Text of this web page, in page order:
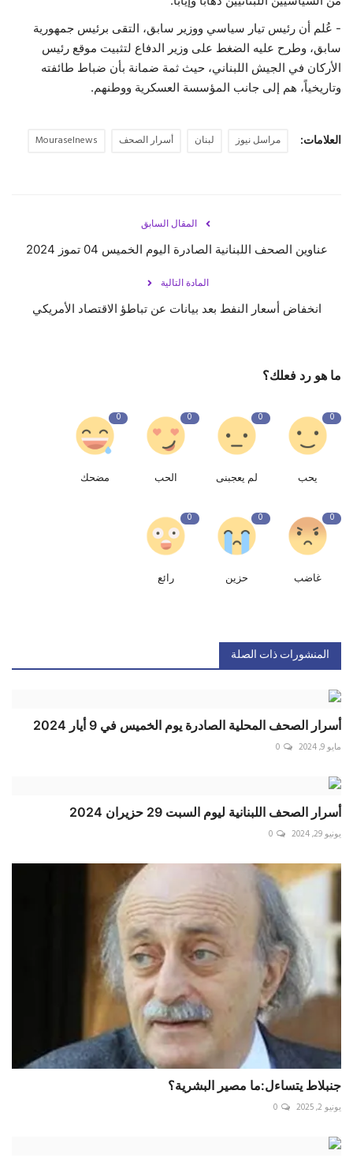
- عُلم أن رئيس تيار سياسي ووزير سابق، التقى برئيس جمهورية
سابق، وطرح عليه الضغط على وزير الدفاع لتثبيت موقع رئيس
الأركان في الجيش اللبناني، حيث ثمة ضمانة بأن ضباط طائفته
وتاريخياً، هم إلى جانب المؤسسة العسكرية ووطنهم.
العلامات: مراسل نيوز لبنان أسرار الصحف Mouraselnews
المقال السابق
عناوين الصحف اللبنانية الصادرة اليوم الخميس 04 تموز 2024
المادة التالية
انخفاض أسعار النفط بعد بيانات عن تباطؤ الاقتصاد الأمريكي
ما هو رد فعلك؟
0
يحب
0
لم يعجبنى
0
الحب
0
مضحك
0
غاضب
0
حزين
0
رائع
المنشورات ذات الصلة
أسرار الصحف المحلية الصادرة يوم الخميس في 9 أيار 2024
مايو 9, 2024 0
أسرار الصحف اللبنانية ليوم السبت 29 حزيران 2024
يونيو 29, 2024 0
جنبلاط يتساءل:ما مصير البشرية؟
يونيو 2, 2025 0